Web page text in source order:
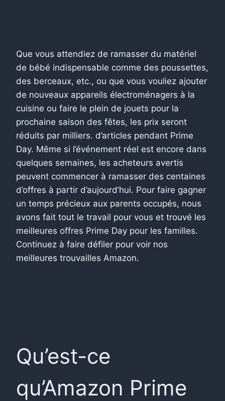
Que vous attendiez de ramasser du matériel
de bébé indispensable comme des poussettes,
des berceaux, etc., ou que vous vouliez ajouter
de nouveaux appareils électroménagers à la
cuisine ou faire le plein de jouets pour la
prochaine saison des fêtes, les prix seront
réduits par milliers. d’articles pendant Prime
Day. Même si l’événement réel est encore dans
quelques semaines, les acheteurs avertis
peuvent commencer à ramasser des centaines
d’offres à partir d’aujourd’hui. Pour faire gagner
un temps précieux aux parents occupés, nous
avons fait tout le travail pour vous et trouvé les
meilleures offres Prime Day pour les familles.
Continuez à faire défiler pour voir nos
meilleures trouvailles Amazon.
Qu’est-ce
qu’Amazon Prime